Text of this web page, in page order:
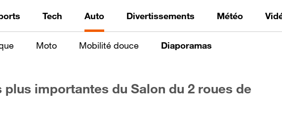
Tech Auto Divertissements Météo
Moto Mobilité douce Diaporamas
plus importantes du Salon du 2 roues de